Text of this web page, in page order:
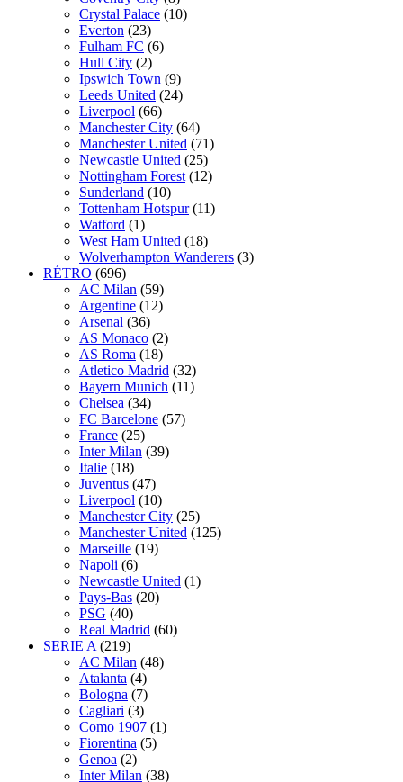
Crystal Palace (10)
Everton (23)
Fulham FC (6)
Hull City (2)
Ipswich Town (9)
Leeds United (24)
Liverpool (66)
Manchester City (64)
Manchester United (71)
Newcastle United (25)
Nottingham Forest (12)
Sunderland (10)
Tottenham Hotspur (11)
Watford (1)
West Ham United (18)
Wolverhampton Wanderers (3)
RÉTRO (696)
AC Milan (59)
Argentine (12)
Arsenal (36)
AS Monaco (2)
AS Roma (18)
Atletico Madrid (32)
Bayern Munich (11)
Chelsea (34)
FC Barcelone (57)
France (25)
Inter Milan (39)
Italie (18)
Juventus (47)
Liverpool (10)
Manchester City (25)
Manchester United (125)
Marseille (19)
Napoli (6)
Newcastle United (1)
Pays-Bas (20)
PSG (40)
Real Madrid (60)
SERIE A (219)
AC Milan (48)
Atalanta (4)
Bologna (7)
Cagliari (3)
Como 1907 (1)
Fiorentina (5)
Genoa (2)
Inter Milan (38)